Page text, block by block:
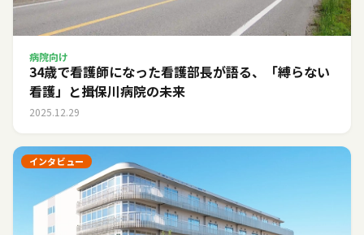
病院向け
34歳で看護師になった看護部長が語る、「縛らない
看護」と揖保川病院の未来
2025.12.29
インタビュー